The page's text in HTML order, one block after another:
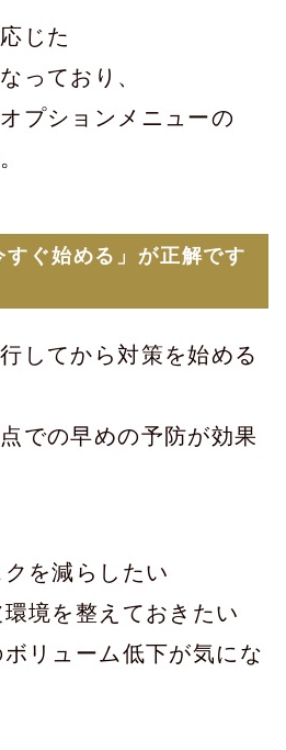
じた
っており、
プションメニューの
ぐ始める」が正解です
してから対策を始める
での早めの予防が効果
を減らしたい
境を整えておきたい
リューム低下が気にな